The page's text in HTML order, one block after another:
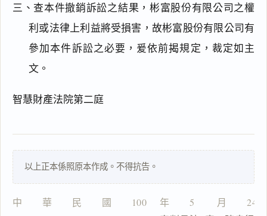
三、查本件撤銷訴訟之結果，彬富股份有限公司之權
利或法律上利益將受損害，故彬富股份有限公司有
參加本件訴訟之必要，爰依前揭規定，裁定如主
文。
智慧財產法院第二庭
以上正本係照原本作成。不得抗告。
中　　華　　民　　國　　100　 年　　5　　 月　　24
搜尋本
鍵